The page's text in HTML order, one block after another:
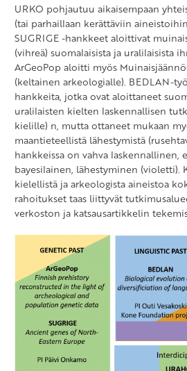
URKO pohjautuu aikaisempaan
(tai parhaillaan kerättäviin
SUGRIGE -hankkeet aloittivat
(vihreä) suomalaisista ja uralilaisista
ArGeoPop aloitti myös
(keltainen arkeologialle). BEDLAN-
hankkeita, jotka ovat aloittaneet
uralilaisten kielten laskennallisen
kielille) n, mutta ottaneet mukaan
maantieteellistä lähestymistä
hankkeissa on vahva laskennallinen,
bayesilainen, lähestyminen (violetti).
kielellistä ja arkeologista aineistoa
rahoitukset taas liittyvät
verkoston ja katsausartikkelin